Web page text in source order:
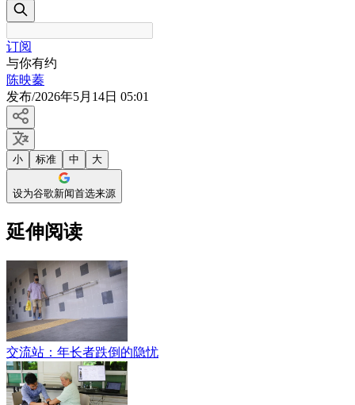
订阅
与你有约
陈映蓁
发布/2026年5月14日 05:01
小 标准 中 大
设为谷歌新闻首选来源
延伸阅读
交流站：年长者跌倒的隐忧